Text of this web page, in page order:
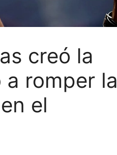
creó la
romper la
el